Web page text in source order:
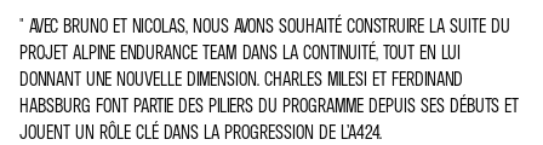
" AVEC BRUNO ET NICOLAS, NOUS AVONS SOUHAITÉ CONSTRUIRE LA SUITE DU
PROJET ALPINE ENDURANCE TEAM DANS LA CONTINUITÉ, TOUT EN LUI
DONNANT UNE NOUVELLE DIMENSION. CHARLES MILESI ET FERDINAND
HABSBURG FONT PARTIE DES PILIERS DU PROGRAMME DEPUIS SES DÉBUTS ET
JOUENT UN RÔLE CLÉ DANS LA PROGRESSION DE L’A424.